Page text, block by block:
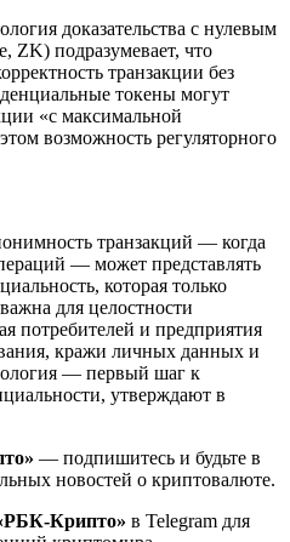
доказательства с нулевым
ZK) подразумевает, что
транзакции без
токены могут
«с максимальной
возможность регуляторного
транзакций — когда
— может представлять
которая только
для целостности
потребителей и предприятия
кражи личных данных и
— первый шаг к
утверждают в
— подпишитесь и будьте в
новостей о криптовалюте.
Крипто» в Telegram для